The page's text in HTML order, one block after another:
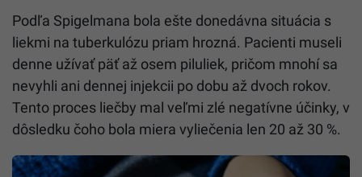
Podľa Spigelmana bola ešte donedávna situácia s
liekmi na tuberkulózu priam hrozná. Pacienti museli
denne užívať päť až osem piluliek, pričom mnohí sa
nevyhli ani dennej injekcii po dobu až dvoch rokov.
Tento proces liečby mal veľmi zlé negatívne účinky, v
dôsledku čoho bola miera vyliečenia len 20 až 30 %.